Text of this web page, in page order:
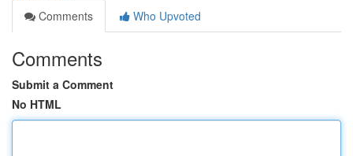
Comments
Who Upvoted
Comments
Submit a Comment
No HTML